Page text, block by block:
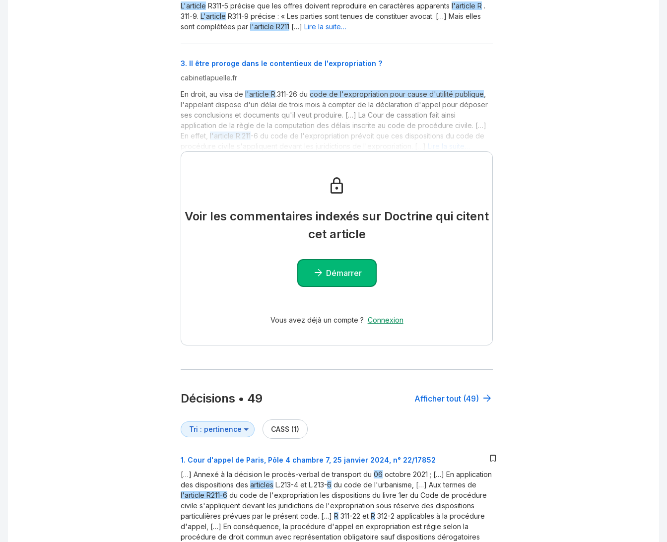
L'article R311-5 précise que les offres doivent reproduire en caractères apparents l'article R .
311-9. L'article R311-9 précise : « Les parties sont tenues de constituer avocat. […] Mais elles
sont complétées par l'article R211 […] Lire la suite…
3. Il être proroge dans le contentieux de l'expropriation ?
cabinetlapuelle.fr
En droit, au visa de l'article R.311-26 du code de l'expropriation pour cause d'utilité publique
l'appelant dispose d'un délai de trois mois à compter de la déclaration d'appel pour déposer
ses conclusions et documents qu'il veut produire. […] La Cour de cassation fait ainsi
application de la règle de la computation des délais inscrite au code de procédure civile. […]
En effet, l'article R.211-6 du code de l'expropriation prévoit que ces dispositions du code de
procédure civile s'appliquent devant les juridictions de l'expropriation. […] Lire la suite…
Voir les commentaires indexés sur Doctrine qui citent
cet article
Démarrer
Vous avez déjà un compte ? Connexion
Décisions • 49 Afficher tout (49)
CASS (1)
1. Cour d'appel de Paris, Pôle 4 chambre 7, 25 janvier 2024, n° 22/17852
[…] Annexé à la décision le procès-verbal de transport du 06 octobre 2021 ; […] En application
des dispositions des articles L.213-4 et L.213-6 du code de l'urbanisme, […] Aux termes de
l'article R211-6 du code de l'expropriation les dispositions du livre 1er du Code de procédure
civile s'appliquent devant les juridictions de l'expropriation sous réserve des dispositions
particulières prévues par le présent code. […] R 311-22 et R 312-2 applicables à la procédure
d'appel, […] En conséquence, la procédure d'appel en expropriation est régie selon la
procédure de droit commun avec représentation obligatoire sauf dispositions dérogatoires